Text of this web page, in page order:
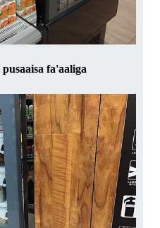
fa'aaliga